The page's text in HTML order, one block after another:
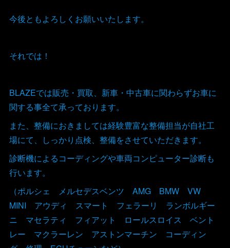
今後ともよろしくお願いいたします。
それでは！
BLAZEでは販売・買取、新車・中古車に関わらずお車に
関する事全て承っております。
また、整備におきましては経験豊富な整備担当が自社工
場にて、しっかり点検、整備をさせていただきます。
診断機によるコーディングや車両コンピューター診断も
行います。
（ポルシェ メルセデスベンツ AMG BMW VW
MINI アウディ スマート フェラーリ ランボルギー
ニ マセラティ フィアット ロールスロイス ベント
レー マクラーレン アストンマーチン コーディン